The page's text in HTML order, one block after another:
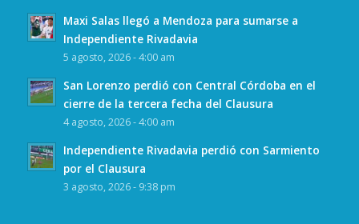
Maxi Salas llegó a Mendoza para sumarse a
Independiente Rivadavia
5 agosto, 2026 - 4:00 am
San Lorenzo perdió con Central Córdoba en el
cierre de la tercera fecha del Clausura
4 agosto, 2026 - 4:00 am
Independiente Rivadavia perdió con Sarmiento
por el Clausura
3 agosto, 2026 - 9:38 pm